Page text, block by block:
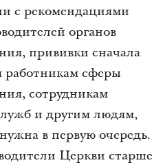
с рекомендациями
органов
прививки сначала
работникам сферы
сотрудникам
и другим людям,
в первую очередь.
Церкви старше